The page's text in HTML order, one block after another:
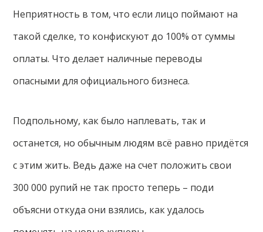
Неприятность в том, что если лицо поймают на
такой сделке, то конфискуют до 100% от суммы
оплаты. Что делает наличные переводы
опасными для официального бизнеса.
Подпольному, как было наплевать, так и
останется, но обычным людям всё равно придётся
с этим жить. Ведь даже на счет положить свои
300 000 рупий не так просто теперь – поди
объясни откуда они взялись, как удалось